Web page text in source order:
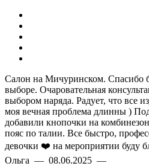
Салон на Мичуринском. Спасибо
выборе. Очаровательная
выбором наряда. Радует, что все
моя вечная проблема длинны )
добавили кнопочки на
пояс по талии. Все быстро,
девочки ❤️ на мероприятии буду
Ольга — 08.06.2025 —